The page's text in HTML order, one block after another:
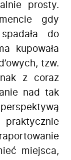
prosty.
gdy
do
kupowała
tzw.
z coraz
nad tak
miejsca,